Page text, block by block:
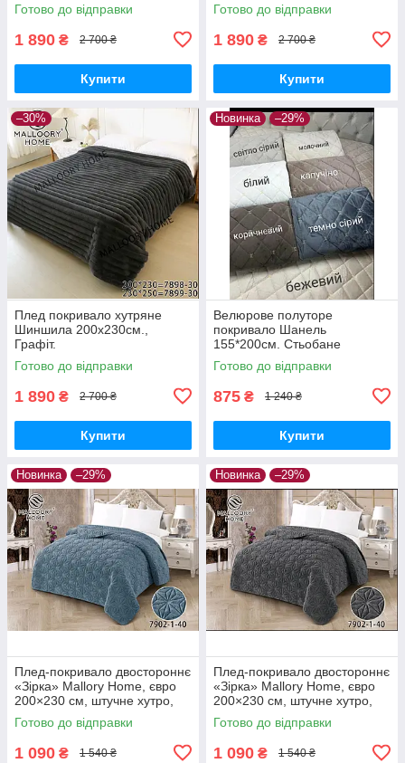
Готово до відправки
1 890 ₴ 2 700 ₴
Купити
Готово до відправки
1 890 ₴ 2 700 ₴
Купити
–30%
Плед покривало хутряне
Шиншила 200х230см.,
Графіт.
Готово до відправки
1 890 ₴ 2 700 ₴
Купити
Новинка –29%
Велюрове полуторе
покривало Шанель
155*200см. Стьобане
стильне покривало для
спальні Різні кольори
Готово до відправки
875 ₴ 1 240 ₴
Купити
Новинка –29%
Плед-покривало двостороннє
«Зірка» Mallory Home, євро
200×230 см, штучне хутро,
м’яке та тепле
Готово до відправки
1 090 ₴ 1 540 ₴
Новинка –29%
Плед-покривало двостороннє
«Зірка» Mallory Home, євро
200×230 см, штучне хутро,
м’яке та тепле
Готово до відправки
1 090 ₴ 1 540 ₴